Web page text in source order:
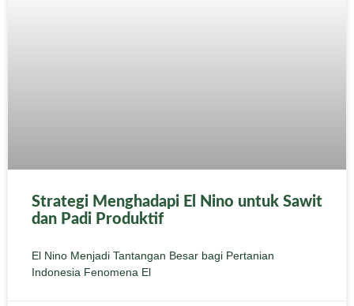
Strategi Menghadapi El Nino untuk Sawit
dan Padi Produktif
El Nino Menjadi Tantangan Besar bagi Pertanian
Indonesia Fenomena El